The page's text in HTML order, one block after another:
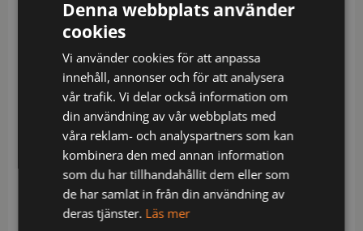
kardborrestängning. Benficka med extra fack och
lock med kardborrestängning. Tumstocksficka med
knivhållare. Förstärkning i hölsterfickor och på
knäskyddsfickor. C44-62 kan förlängas med 5 cm
genom ett utvik i benslutet.
Certifierad i varselklass 1 enligt EN ISO 20471.
Material: 100% bomull
Skötsel: Normal maskintvätt vid 40 grader,Blekning
är inte tillåtet,Torktumla ej,Strykning. Högsta tillåtna
temperatur 150 grader,Ej kemtvätt,Tvätta separat
ut och in
Denna webbplats använder
cookies
Vi använder cookies för att anpassa
innehåll, annonser och för att analysera
vår trafik. Vi delar också information om
din användning av vår webbplats med
våra reklam- och analyspartners som kan
kombinera den med annan information
som du har tillhandahållit dem eller som
de har samlat in från din användning av
deras tjänster. Läs mer